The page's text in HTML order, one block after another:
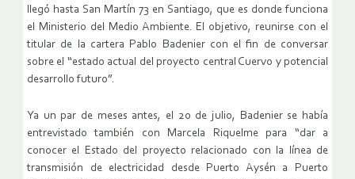
llegó hasta San Martín 73 en Santiago, que es donde funciona
el Ministerio del Medio Ambiente. El objetivo, reunirse con el
titular de la cartera Pablo Badenier con el fin de conversar
sobre el “estado actual del proyecto central Cuervo y potencial
desarrollo futuro”.
Ya un par de meses antes, el 20 de julio, Badenier se había
entrevistado también con Marcela Riquelme para “dar a
conocer el Estado del proyecto relacionado con la línea de
transmisión de electricidad desde Puerto Aysén a Puerto